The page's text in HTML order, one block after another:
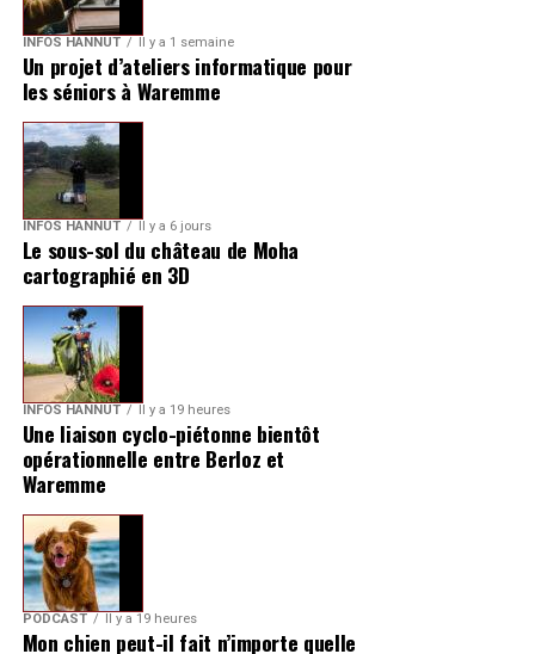
INFOS HANNUT Il y a 1 semaine
Un projet d’ateliers informatique pour
les séniors à Waremme
INFOS HANNUT Il y a 6 jours
Le sous-sol du château de Moha
cartographié en 3D
INFOS HANNUT Il y a 19 heures
Une liaison cyclo-piétonne bientôt
opérationnelle entre Berloz et
Waremme
PODCAST Il y a 19 heures
Mon chien peut-il fait n’importe quelle